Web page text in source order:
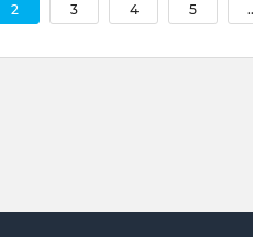
2 3 4 5